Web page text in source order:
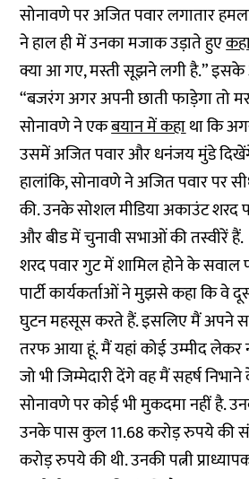
सोनावणे पर अजित पवार लगातार
ने हाल ही में उनका मजाक उड़ाते हुए
क्या आ गए, मस्ती सूझने लगी है.” इसके
“बजरंग अगर अपनी छाती फाड़ेगा तो
सोनावणे ने एकबयान में कहाथा कि
उसमें अजित पवार और धनंजय मुंडे
हालांकि, सोनावणे ने अजित पवार पर
की. उनके सोशल मीडिया अकाउंट शरद
और बीड में चुनावी सभाओं की तस्वीरें हैं.
शरद पवार गुट में शामिल होने के सवाल
पार्टी कार्यकर्ताओं ने मुझसे कहा कि वे
घुटन महसूस करते हैं. इसलिए मैं अपने
तरफ आया हूं. मैं यहां कोई उम्मीद लेकर
जो भी जिम्मेदारी देंगे वह मैं सहर्ष
सोनावणे पर कोई भी मुकदमा नहीं है.
उनके पास कुल 11.68 करोड़ रुपये की
करोड़ रुपये की थी. उनकी पत्नी